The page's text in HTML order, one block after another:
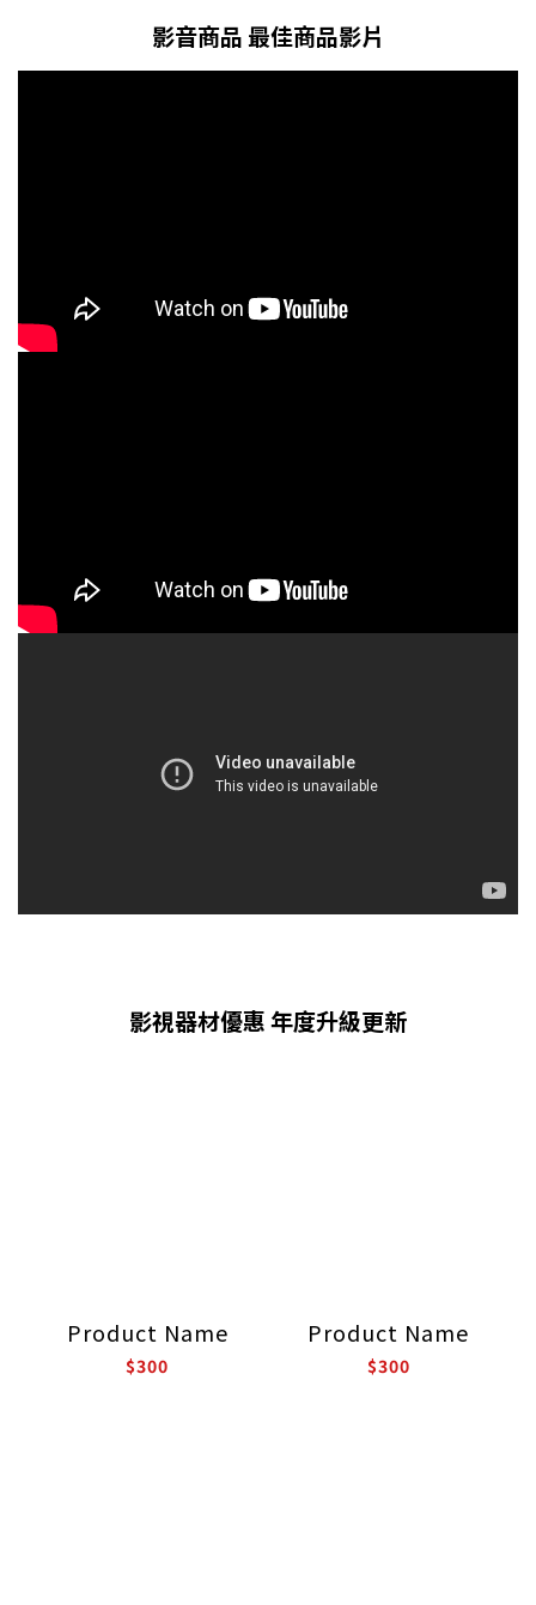
影音商品 最佳商品影片
影視器材優惠 年度升級更新
Product Name
$300
Product Name
$300